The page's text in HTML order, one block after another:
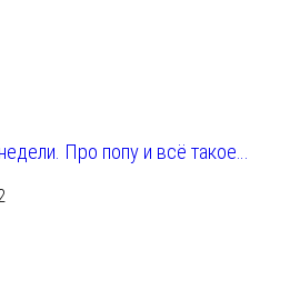
Про попу и всё такое…